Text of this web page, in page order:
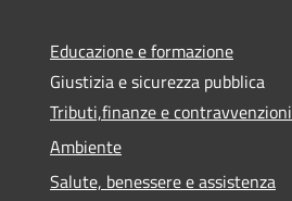
Educazione e formazione
Giustizia e sicurezza pubblica
Tributi,finanze e contravvenzioni
Ambiente
Salute, benessere e assistenza